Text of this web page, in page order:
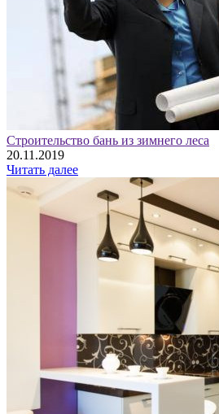
Строительство бань из зимнего леса
20.11.2019
Читать далее